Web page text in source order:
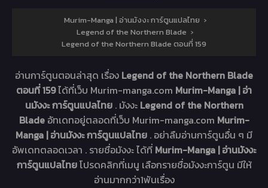
Murim-Manga | อ่านมังงะ การ์ตูนแปลไทย ›
Legend of the Northern Blade ›
Legend of the Northern Blade ตอนที่ 159
อ่านการ์ตูนตอนล่าสุด เรื่อง Legend of the Northern Blade
ตอนที่ 159ได้ที่เว็บ Murim-manga.com Murim-Manga | อ่า
นมังงะ การ์ตูนแปลไทย . มังงะ Legend of the Northern
Blade อัทเดทอยู่ตลอดที่เว็บ Murim-manga.com Murim-
Manga | อ่านมังงะ การ์ตูนแปลไทย . อย่าลืมอ่านการ์ตูนอื่น ๆ มี
อัพเดทตลอดเวลา . รายชื่อมังงะ ได้ที่ Murim-Manga | อ่านมังงะ
การ์ตูนแปลไทยโปรดคลิกที่เมนู เลือกรายชื่อมังงะการ์ตูน มีให้
อ่านมากกว่า1พันเรื่อง